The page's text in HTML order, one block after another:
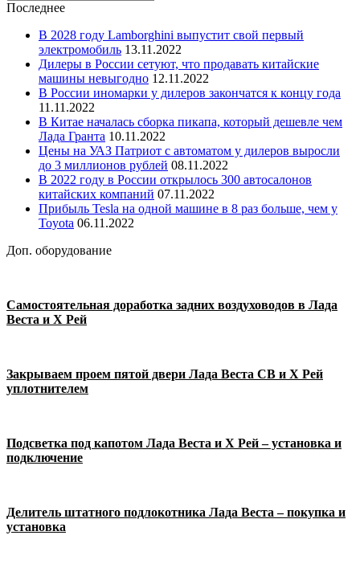
Последнее
В 2028 году Lamborghini выпустит свой первый
электромобиль 13.11.2022
Дилеры в России сетуют, что продавать китайские
машины невыгодно 12.11.2022
В России иномарки у дилеров закончатся к концу года
11.11.2022
В Китае началась сборка пикапа, который дешевле чем
Лада Гранта 10.11.2022
Цены на УАЗ Патриот с автоматом у дилеров выросли
до 3 миллионов рублей 08.11.2022
В 2022 году в России открылось 300 автосалонов
китайских компаний 07.11.2022
Прибыль Tesla на одной машине в 8 раз больше, чем у
Toyota 06.11.2022
Доп. оборудование
Самостоятельная доработка задних воздуховодов в Лада
Веста и Х Рей
Закрываем проем пятой двери Лада Веста СВ и Х Рей
уплотнителем
Подсветка под капотом Лада Веста и Х Рей – установка и
подключение
Делитель штатного подлокотника Лада Веста – покупка и
установка